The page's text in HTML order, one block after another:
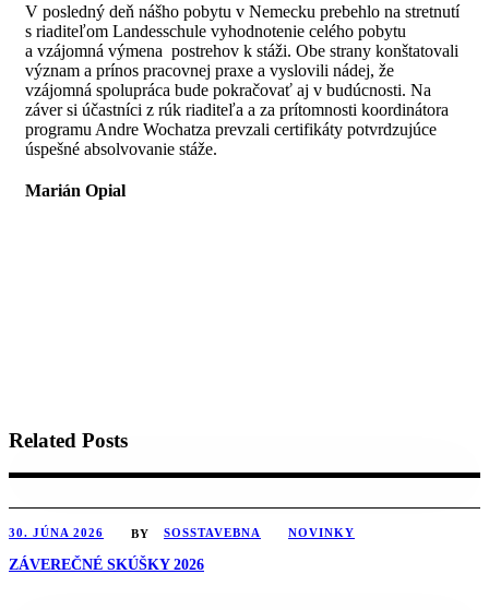
V posledný deň nášho pobytu v Nemecku prebehlo na stretnutí
s riaditeľom Landesschule vyhodnotenie celého pobytu
a vzájomná výmena postrehov k stáži. Obe strany konštatovali
význam a prínos pracovnej praxe a vyslovili nádej, že
vzájomná spolupráca bude pokračovať aj v budúcnosti. Na
záver si účastníci z rúk riaditeľa a za prítomnosti koordinátora
programu Andre Wochatza prevzali certifikáty potvrdzujúce
úspešné absolvovanie stáže.
Marián Opial
Related Posts
30. JÚNA 2026 BY SOSSTAVEBNA NOVINKY
ZÁVEREČNÉ SKÚŠKY 2026